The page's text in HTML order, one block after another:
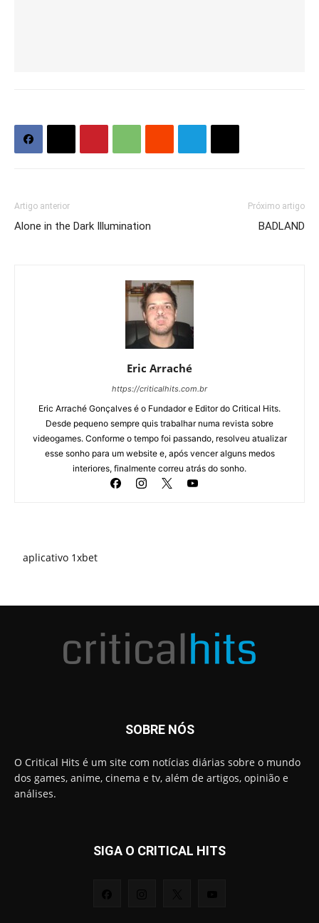
Artigo anterior
Alone in the Dark Illumination
Próximo artigo
BADLAND
Eric Arraché
https://criticalhits.com.br
Eric Arraché Gonçalves é o Fundador e Editor do Critical Hits.
Desde pequeno sempre quis trabalhar numa revista sobre
videogames. Conforme o tempo foi passando, resolveu atualizar
esse sonho para um website e, após vencer alguns medos
interiores, finalmente correu atrás do sonho.
aplicativo 1xbet
SOBRE NÓS
O Critical Hits é um site com notícias diárias sobre o mundo
dos games, anime, cinema e tv, além de artigos, opinião e
análises.
SIGA O CRITICAL HITS